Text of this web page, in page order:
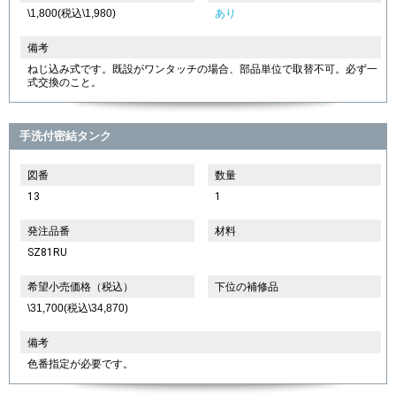
\1,800(税込\1,980)
あり
備考
ねじ込み式です。既設がワンタッチの場合、部品単位で取替不可。必ず一
式交換のこと。
手洗付密結タンク
図番
13
数量
1
発注品番
SZ81RU
材料
希望小売価格（税込）
\31,700(税込\34,870)
下位の補修品
備考
色番指定が必要です。